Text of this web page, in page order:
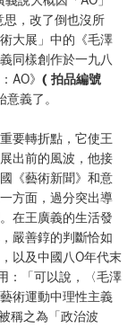
思，改了倒也沒所
大展」中的《毛澤
同樣創作於一九八
AO》 ( 拍品編號
義了。
要轉折點，它使王
出前的風波，他接
《藝術新聞》和意
方面，過分突出導
在王廣義的生活發
嚴善錞的判斷恰如
以及中國八O年代末
：「可以說，〈毛澤
術運動中理性主義
稱之為「政治波